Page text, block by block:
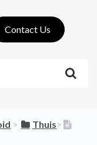
Contact Us
​ > ​ ​Thuis​>​